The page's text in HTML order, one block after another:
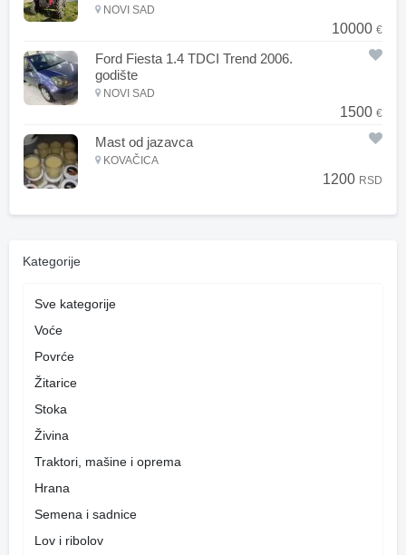
NOVI SAD
10000 €
Ford Fiesta 1.4 TDCI Trend 2006.
godište
NOVI SAD
1500 €
Mast od jazavca
KOVAČICA
1200 RSD
Kategorije
Sve kategorije
Voće
Povrće
Žitarice
Stoka
Živina
Traktori, mašine i oprema
Hrana
Semena i sadnice
Lov i ribolov